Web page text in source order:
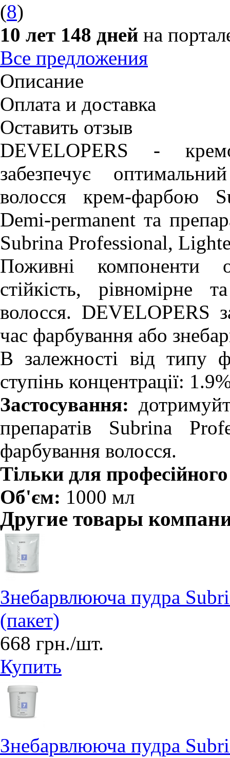
(8)
10 лет 148 дней на
Все предложения
Описание
Оплата и доставка
Оставить отзыв
DEVELOPERS -
забезпечує
волосся крем-фарбою
Demi-permanent та
Subrina Professional,
Поживні компоненти
стійкість, рівномірне
волосся. DEVELOPERS
час фарбування або
В залежності від типу
ступінь концентрації:
Застосування:
препаратів Subrina
фарбування волосся.
Тільки для
Об'єм: 1000 мл
Другие товары
Знебарвлююча пудра
(пакет)
668 грн./шт.
Купить
Знебарвлююча пудра